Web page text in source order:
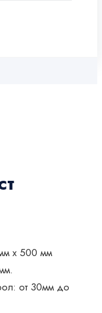
x 500 мм
от 30мм до